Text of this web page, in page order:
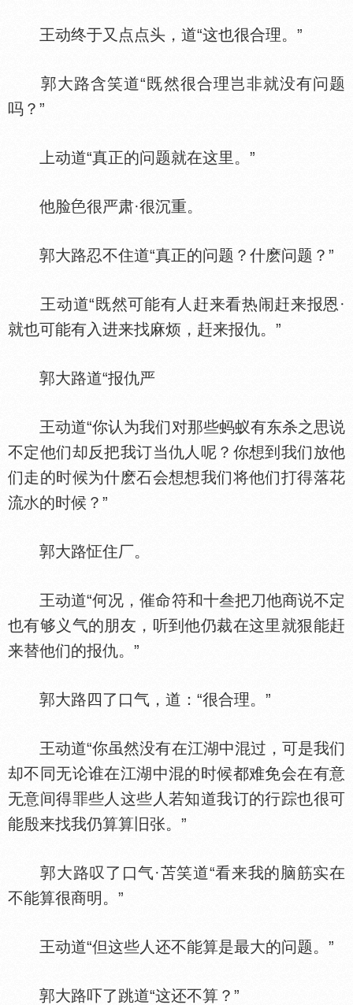
王动终于又点点头，道“这也很合理。”
郭大路含笑道“既然很合理岂非就没有问题
吗？”
上动道“真正的问题就在这里。”
他脸 很严肃·很沉重。
郭大路忍不住道“真正的问题？什麽问题？”
王动道“既然可能有人赶来看热闹赶来报恩·
就也可能有入进来找麻烦，赶来报仇。”
郭大路道“报仇严
王动道“你认为我们对那些蚂蚁有东杀之思说
不定他们却反把我订当仇人呢？你想到我们放他
们走的时候为什麽石会想想我们将他们打得落花
流
的时候？”
郭大路怔住厂。
王动道“何况，催命符和十叁把刀他商说不定
也有够义气的朋友，听到他仍裁在这里就狠能赶
来替他们的报仇。”
郭大路四了口气，道：“很合理。”
王动道“你虽然没有在江湖中混过，可是我们
却不同无论谁在江湖中混的时候都难免会在有意
无意间得罪些人这些人若知道我订的行踪也很可
能殷来找我仍算算旧张。”
郭大路叹了口气·苫笑道“看来我的脑筋实在
不能算很商明。”
王动道“但这些人还不能算是最大的问题。”
郭大路吓了跳道“这还不算？”